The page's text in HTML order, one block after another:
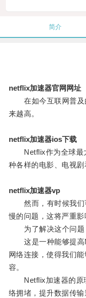
简介
netflix加速器官网网址
在如今互联网普及
来越高。
netflix加速器ios下载
Netflix作为全球最
种各样的电影、电视剧
netflix加速器vp
然而，有时候我们
慢的问题，这将严重影
为了解决这个问题
这是一种能够提高
网络连接，使得我们
容。
Netflix加速器的原
络拥堵，提升数据传